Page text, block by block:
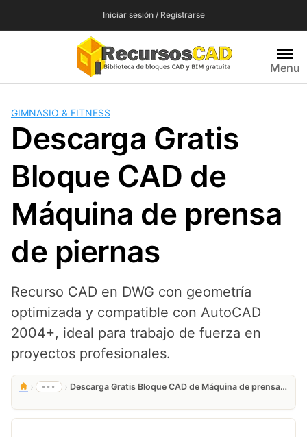
Iniciar sesión / Registrarse
Menu
GIMNASIO & FITNESS
Descarga Gratis
Bloque CAD de
Máquina de prensa
de piernas
Recurso CAD en DWG con geometría
optimizada y compatible con AutoCAD
2004+, ideal para trabajo de fuerza en
proyectos profesionales.
› ••• › Descarga Gratis Bloque CAD de Máquina de prensa de piernas